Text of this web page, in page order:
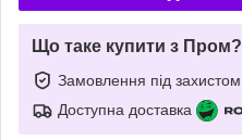
Що таке купити з Пром?
Замовлення під захистом
Доступна доставка